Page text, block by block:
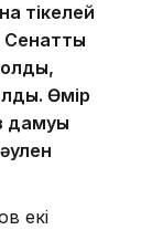
тікелей
Өмір
дамуы
екі